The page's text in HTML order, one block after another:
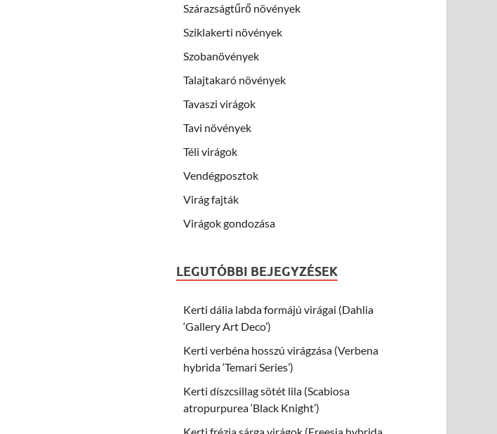
Szárazságtűrő növények
Sziklakerti növények
Szobanövények
Talajtakaró növények
Tavaszi virágok
Tavi növények
Téli virágok
Vendégposztok
Virág fajták
Virágok gondozása
LEGUTÓBBI BEJEGYZÉSEK
Kerti dália labda formájú virágai (Dahlia
‘Gallery Art Deco’)
Kerti verbéna hosszú virágzása (Verbena
hybrida ‘Temari Series’)
Kerti díszcsillag sötét lila (Scabiosa
atropurpurea ‘Black Knight’)